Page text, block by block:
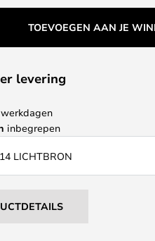
TOEVOEGEN AAN JE
levering
inbegrepen
LICHTBRON